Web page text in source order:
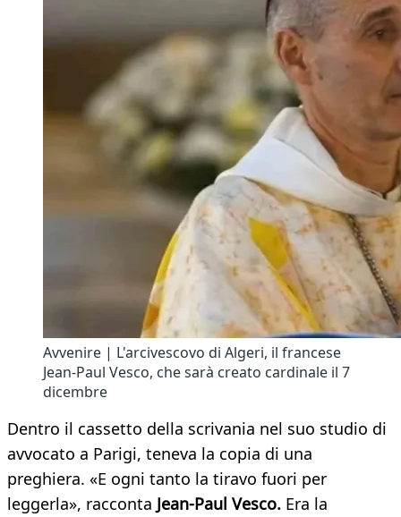
Avvenire | L'arcivescovo di Algeri, il francese
Jean-Paul Vesco, che sarà creato cardinale il 7
dicembre
Dentro il cassetto della scrivania nel suo studio di
avvocato a Parigi, teneva la copia di una
preghiera. «E ogni tanto la tiravo fuori per
leggerla», racconta Jean-Paul Vesco. Era la